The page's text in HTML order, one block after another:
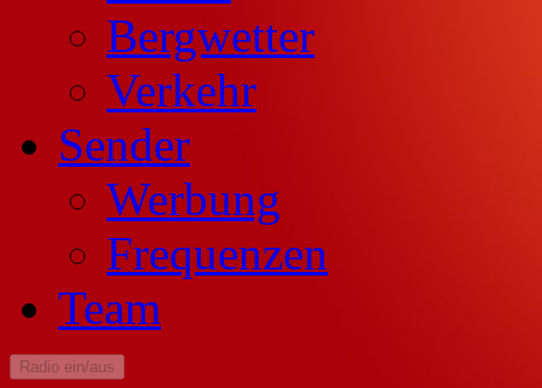
Bergwetter
Verkehr
Sender
Werbung
Frequenzen
Team
Radio ein/aus